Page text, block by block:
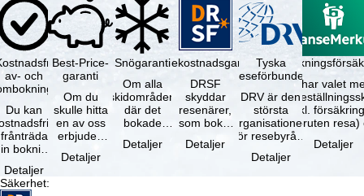
av- och
Du kan
frånträda
bokning
efter
…
Detaljer
Best-Price-
garanti
Om du
skulle hitta
en av oss
erbjuden
samma
Detaljer
Snögaranti
Om alla
skidområden
där det
bokade
gäller –
Detaljer
Resekostnadsgaranti
DRSF
skyddar
resenärer,
som bokat
paketresa
Detaljer
Tyska
reseförbundet
DRV är den
största
organisationen
för resebyråer
researrangörer
Detaljer
Du har valet
(inkl.
avbruten resa)
Detaljer
Säkerhet: